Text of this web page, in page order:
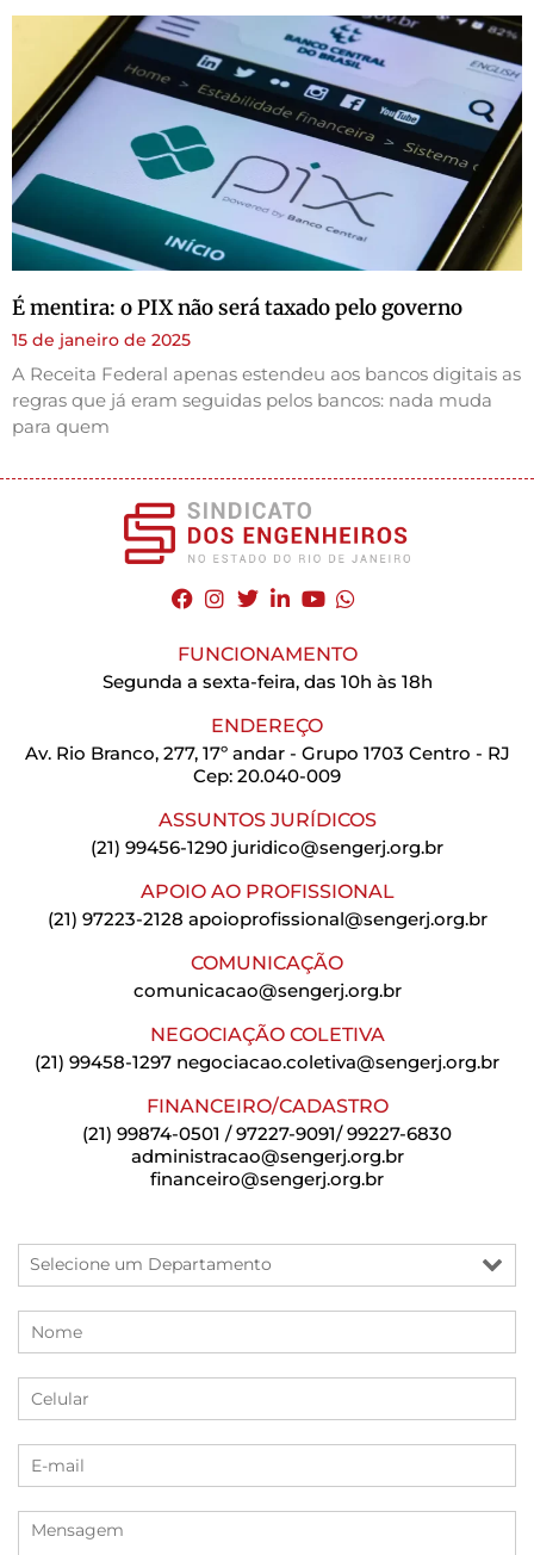
É mentira: o PIX não será taxado pelo governo
15 de janeiro de 2025
A Receita Federal apenas estendeu aos bancos digitais as
regras que já eram seguidas pelos bancos: nada muda
para quem
FUNCIONAMENTO
Segunda a sexta-feira, das 10h às 18h
ENDEREÇO
Av. Rio Branco, 277, 17º andar - Grupo 1703 Centro - RJ
Cep: 20.040-009
ASSUNTOS JURÍDICOS
(21) 99456-1290 juridico@sengerj.org.br
APOIO AO PROFISSIONAL
(21) 97223-2128 apoioprofissional@sengerj.org.br
COMUNICAÇÃO
comunicacao@sengerj.org.br
NEGOCIAÇÃO COLETIVA
(21) 99458-1297 negociacao.coletiva@sengerj.org.br
FINANCEIRO/CADASTRO
(21) 99874-0501 / 97227-9091/ 99227-6830
administracao@sengerj.org.br
financeiro@sengerj.org.br